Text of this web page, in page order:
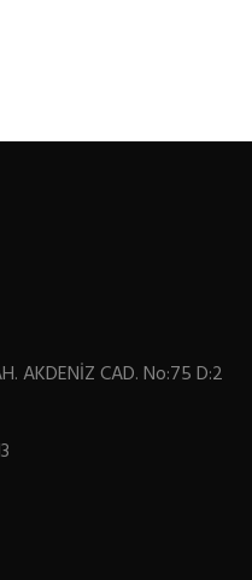
AKDENİZ CAD. No:75 D:2